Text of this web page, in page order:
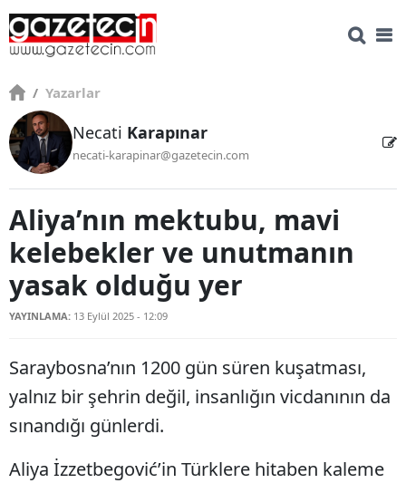
/ Yazarlar
Necati Karapınar
necati-karapinar@gazetecin.com
Aliya’nın mektubu, mavi
kelebekler ve unutmanın
yasak olduğu yer
YAYINLAMA: 13 Eylül 2025 - 12:09
Saraybosna’nın 1200 gün süren kuşatması,
yalnız bir şehrin değil, insanlığın vicdanının da
sınandığı günlerdi.
Aliya İzzetbegović’in Türklere hitaben kaleme